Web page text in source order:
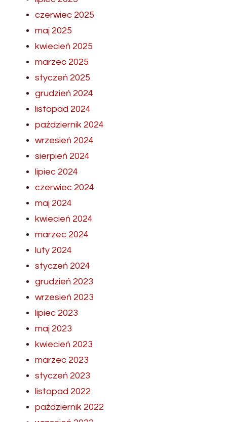
czerwiec 2025
maj 2025
kwiecień 2025
marzec 2025
styczeń 2025
grudzień 2024
listopad 2024
październik 2024
wrzesień 2024
sierpień 2024
lipiec 2024
czerwiec 2024
maj 2024
kwiecień 2024
marzec 2024
luty 2024
styczeń 2024
grudzień 2023
wrzesień 2023
lipiec 2023
maj 2023
kwiecień 2023
marzec 2023
styczeń 2023
listopad 2022
październik 2022